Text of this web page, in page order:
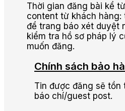
Thời gian đăng bài kể
content từ khách hàng:
để trang báo xét duyệt
kiểm tra hồ sơ pháp lý
muốn đăng.
Chính sách bảo
Tin được đăng sẽ tồn
báo chí/guest post.